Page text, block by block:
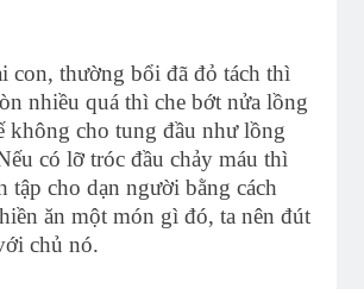
con, thường bổi đã đỏ tách thì
nhiều quá thì che bớt nửa lồng
không cho tung đầu như lồng
có lỡ tróc đầu chảy máu thì
cho dạn người bằng cách
ăn một món gì đó, ta nên đút
chủ nó.